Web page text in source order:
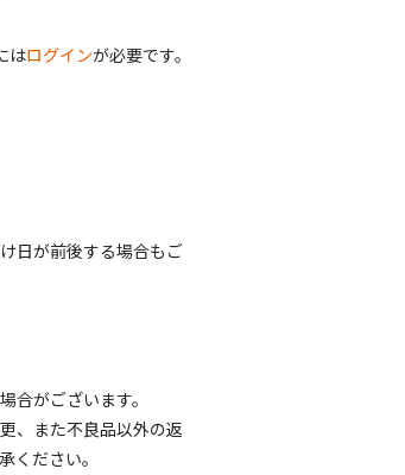
はログインが必要です。
日が前後する場合もご
合がございます。
、また不良品以外の返
ください。